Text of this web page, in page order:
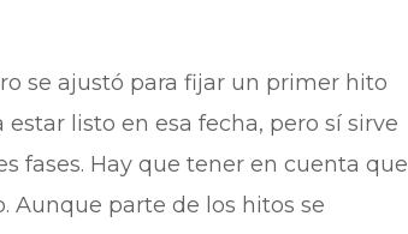
se ajustó para fijar un primer hito
listo en esa fecha, pero sí sirve
fases. Hay que tener en cuenta que
Aunque parte de los hitos se